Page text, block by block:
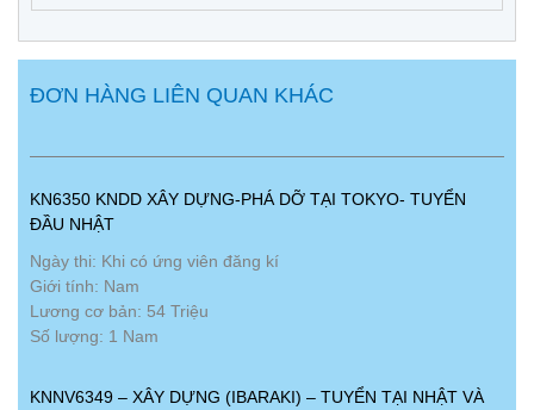
ĐƠN HÀNG LIÊN QUAN KHÁC
KN6350 KNDD XÂY DỰNG-PHÁ DỠ TẠI TOKYO- TUYỂN
ĐẦU NHẬT
Ngày thi: Khi có ứng viên đăng kí
Giới tính: Nam
Lương cơ bản: 54 Triệu
Số lượng: 1 Nam
KNNV6349 – XÂY DỰNG (IBARAKI) – TUYỂN TẠI NHẬT VÀ